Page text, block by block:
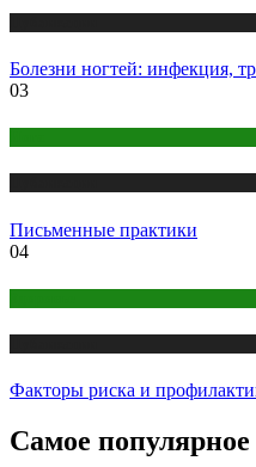
Болезни ногтей: инфекция,
03
Письменные практики
04
Факторы риска и
Самое популярное